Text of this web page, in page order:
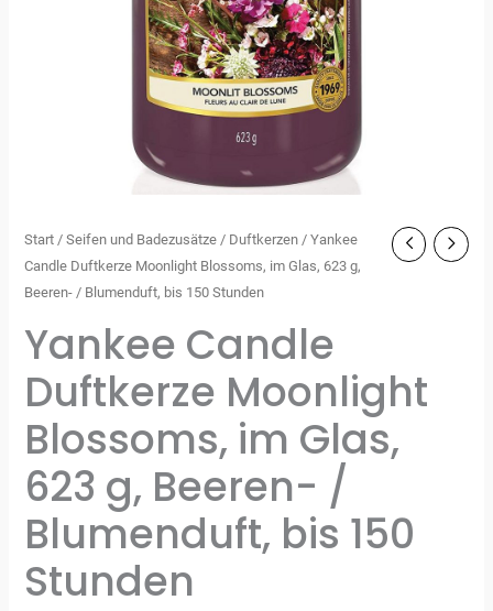
Start /Seifen und Badezusätze / Duftkerzen / Yankee
Candle Duftkerze Moonlight Blossoms, im Glas, 623 g,
Beeren- / Blumenduft, bis 150 Stunden
Yankee Candle
Duftkerze Moonlight
Blossoms, im Glas,
623 g, Beeren- /
Blumenduft, bis 150
Stunden